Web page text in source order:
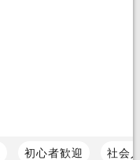
初心者歓迎 社会